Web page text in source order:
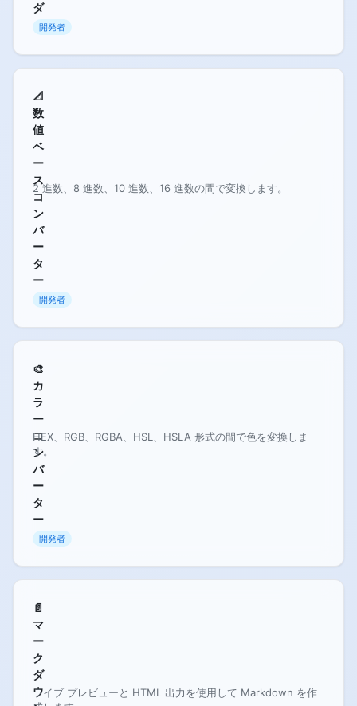
ダ
開発者
📐
数
値
ベ
ー
ス
コ
ン
バ
ー
タ
ー
2 進数、8 進数、10 進数、16 進数の間で変換します。
開発者
🎨
カ
ラ
ー
コ
ン
バ
ー
タ
ー
HEX、RGB、RGBA、HSL、HSLA 形式の間で色を変換しま
す。
開発者
📄
マ
ー
ク
ダ
ウ
ライブ プレビューと HTML 出力を使用して Markdown を作